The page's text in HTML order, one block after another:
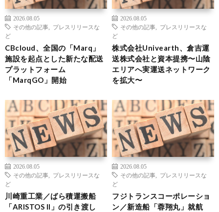
2026.08.05
その他の記事
プレスリリースな
ど
CBcloud、全国の「Marq」
施設を起点とした新たな配送
プラットフォーム
「MarqGO」開始
2026.08.05
その他の記事
プレスリリースな
ど
株式会社Univearth、倉吉運
送株式会社と資本提携〜山陰
エリアへ実運送ネットワーク
を拡大〜
2026.08.05
その他の記事
プレスリリースな
ど
川崎重工業／ばら積運搬船
「ARISTOS II」の引き渡し
2026.08.05
その他の記事
プレスリリースな
ど
フジトランスコーポレーショ
ン／新造船「蓉翔丸」就航